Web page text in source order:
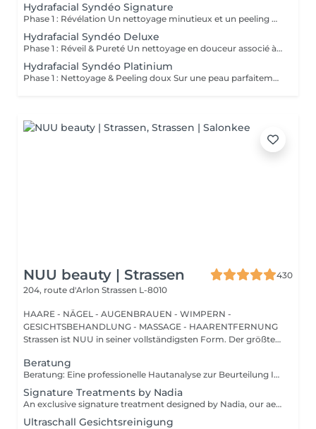
Hydrafacial Syndéo Signature
Phase 1 : Révélation Un nettoyage minutieux et un peeling doux libèrent la peau des impuretés, cellules mortes et excès de sébum. La peau respire à nouveau et retrouve sa douceur naturelle. Phase 2 : Purification & Hydratation La technologie brevetée Vortex-Fusion® aspire délicatement les impuretés tout en infusant des actifs hydratants puissants. Les pores sont nettoyés, la peau est fraîche, repulpée et lumineuse. Phase 3 : Régénération & Éclat Des sérums concentrés en antioxydants, peptides et acide hyaluronique réparent, protègent et revitalisent la peau. Le teint s'illumine, la texture s'affine et l'éclat est instantané. Résultat : Une peau nette, hydratée et rayonnante dès la première séance sans irritation, sans temps d'arrêt, simplement sublime.
Hydrafacial Syndéo Deluxe
Phase 1 : Réveil & Pureté Un nettoyage en douceur associé à un peeling délicat réveille l'éclat naturel de la peau, la libérant des impuretés et des cellules ternes. Phase 2 : Extraction & Hydratation La technologie brevetée Vortex-Fusion® purifie les pores tout en infusant des actifs hautement hydratants. La peau est fraîche, lisse et repulpée. Phase 3 : Régénération sur mesure Des sérums concentrés en antioxydants, peptides et acide hyaluronique régénèrent la peau tandis qu'un booster premium et la lumière LED viennent personnaliser le soin selon vos besoins spécifiques. Résultat : Une peau éclatante, détoxifiée et lumineuse dès la première séance, le glow Faia dans toute sa splendeur.
Hydrafacial Syndéo Platinium
Phase 1 : Nettoyage & Peeling doux Sur une peau parfaitement démaquillée, un nettoyage délicat élimine impuretés, excès de sébum et cellules mortes. Un peeling léger à base d'acides salicylique et glycolique désincruste les pores en profondeur et aide à prévenir les imperfections. Phase 2 : Extraction & Hydratation Grâce à la technologie brevetée Vortex-Fusion®, une aspiration douce retire points noirs et comédons tout en infusant des actifs hautement hydratants. La peau est instantanément plus nette, repulpée et éclatante. Phase 3 : Infusion, Protection & Détox Des sérums riches en antioxydants, peptides et acide hyaluronique régénèrent la peau, favorisant détoxification et rajeunissement cellulaire. Un drainage lymphatique complète le soin stimulant ainsi la circulation pour un effet détoxifiant et une peau visiblement revitalisée. Résultat : Une peau fraîche, lumineuse et parfaitement hydratée, sans rougeur, sans temps d'arrêt, simplement éclatante.
NUU beauty | Strassen
430
204, route d'Arlon Strassen L-8010
HAARE - NÄGEL - AUGENBRAUEN - WIMPERN -
GESICHTSBEHANDLUNG - MASSAGE - HAARENTFERNUNG
Strassen ist NUU in seiner vollständigsten Form. Der größte
Beratung
Beratung: Eine professionelle Hautanalyse zur Beurteilung Ihres Hautzustands, zur Besprechung Ihrer Hautbedürfnisse und zur Empfehlung der passenden Behandlungen sowie einer geeigneten Pflege für zu Hause. Beratung & Erste Behandlung: Eine professionelle Hautanalyse zur Beurteilung Ihres Hautzustands, zur Besprechung Ihrer Hautbedürfnisse und zur Empfehlung der passenden Behandlungen sowie einer geeigneten Pflege für zu Hause. Anschließend folgt eine individuell angepasste Behandlung, die auf die aktuellen Bedürfnisse Ihrer Haut abgestimmt ist. Der Preis hängt von der gewählten Behandlung ab.
Signature Treatments by Nadia
An exclusive signature treatment designed by Nadia, our aesthetician, for the delicate eye and neck area. It delivers intensive hydration and improves skin elasticity, helping to restore firmness, smoothness, and a visibly refreshed appearance. The treatment helps reduce the appearance of fine lines, provides a gentle brightening effect around the eyes, and creates a natural lifting result for a more rested and youthful look. Another combination is eye- and neck-intensive hydration with a full facial treatment. This combination is ideal for clients seeking full-face care and an instantly refreshed, healthy look.
Ultraschall Gesichtsreinigung